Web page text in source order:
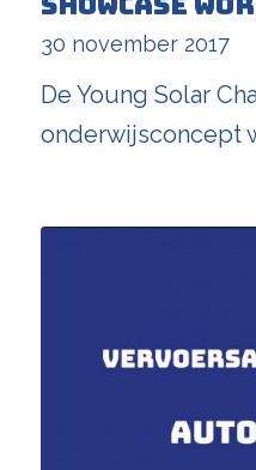
30 november 2017
De Young Solar
onderwijsconcept